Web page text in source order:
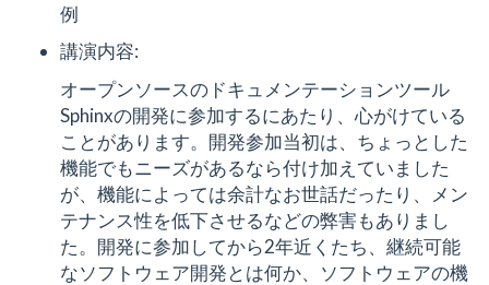
例
講演内容:
オープンソースのドキュメンテーションツール
Sphinxの開発に参加するにあたり、心がけている
ことがあります。開発参加当初は、ちょっとした
機能でもニーズがあるなら付け加えていました
が、機能によっては余計なお世話だったり、メン
テナンス性を低下させるなどの弊害もありまし
た。開発に参加してから2年近くたち、継続可能
なソフトウェア開発とは何か、ソフトウェアの機